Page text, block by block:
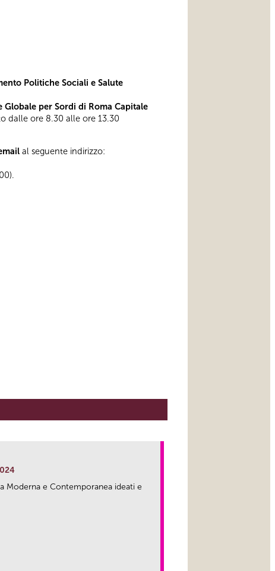
Politiche Sociali e Salute
Globale per Sordi di Roma Capitale
dalle ore 8.30 alle ore 13.30
al seguente indirizzo:
Moderna e Contemporanea ideati e